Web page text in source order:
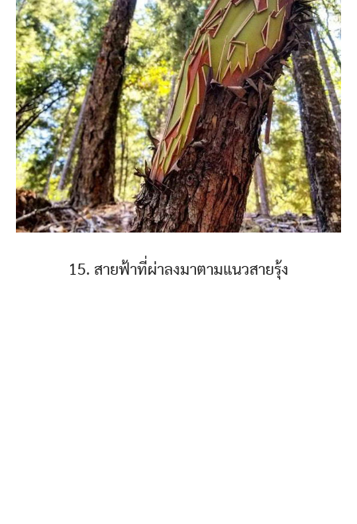
15. สายฟ้าที่ผ่าลงมาตามแนวสายรุ้ง